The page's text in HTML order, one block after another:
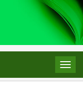
Élites en la España